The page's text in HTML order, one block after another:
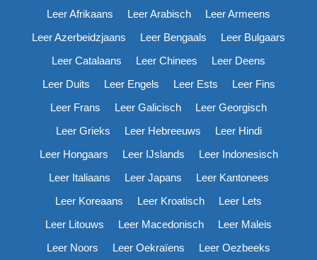
Leer Afrikaans Leer Arabisch
Leer Armeens
Leer Azerbeidzjaans
Leer Bengaals
Leer Bulgaars
Leer Catalaans
Leer Chinees
Leer Deens
Leer Duits
Leer Engels Leer Ests
Leer Fins
Leer Frans
Leer Galicisch
Leer Georgisch
Leer Grieks
Leer Hebreeuws
Leer Hindi
Leer Hongaars
Leer IJslands
Leer Indonesisch
Leer Italiaans
Leer Japans
Leer Kantonees
Leer Koreaans
Leer Kroatisch
Leer Lets
Leer Litouws
Leer Macedonisch
Leer Maleis
Leer Noors
Leer Oekraïens
Leer Oezbeeks